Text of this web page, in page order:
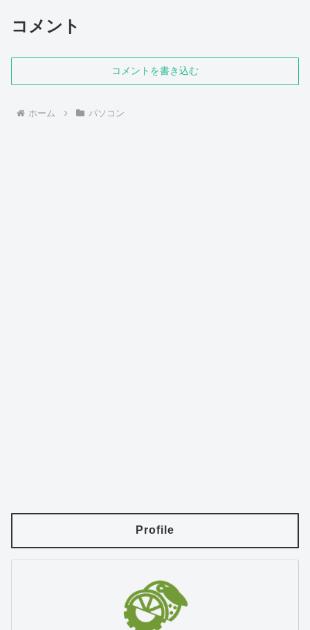
コメント
コメントを書き込む
ホーム パソコン
Profile